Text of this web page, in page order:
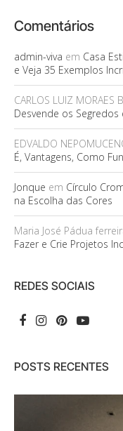
Comentários
admin-viva em Casa
e Veja 35 Exemplos
CARLOS LUIZ MORAES
Desvende os Segredos
EDVALDO
É, Vantagens, Como
Jonque em Círculo
na Escolha das Cores
Maria José Pádua
Fazer e Crie Projetos
REDES SOCIAIS
POSTS RECENTES